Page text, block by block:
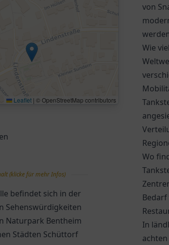
Leaflet | © OpenStreetMap contributors
(klicke für mehr Infos)
befindet sich in der
Sehenswürdigkeiten
Naturpark Bentheim
Städten Schüttorf
von
Wie
Wo
In